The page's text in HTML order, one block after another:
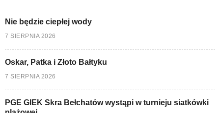
Nie będzie ciepłej wody
7 SIERPNIA 2026
Oskar, Patka i Złoto Bałtyku
7 SIERPNIA 2026
PGE GIEK Skra Bełchatów wystąpi w turnieju siatkówki